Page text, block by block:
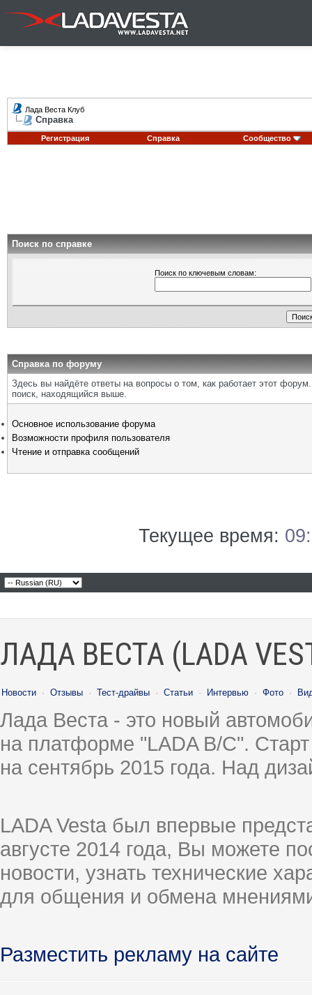
Лада Веста Клуб
Справка
Регистрация Справка Сообщество
Поиск по справке
Поиск по ключевым словам:
Справка по форуму
Здесь вы найдёте ответы на вопросы о том, как работает этот
поиск, находящийся выше.
Основное использование форума
Возможности профиля пользователя
Чтение и отправка сообщений
Текущее время:
ЛАДА ВЕСТА (LADA
Новости · Отзывы · Тест-драйвы · Статьи · Интервью · Фото ·
Лада Веста - это новый
на платформе "LADA B/C".
на сентябрь 2015 года. Над
LADA Vesta был впервые
августе 2014 года, Вы можете
новости, узнать технические
для общения и обмена
Разместить рекламу на сайте